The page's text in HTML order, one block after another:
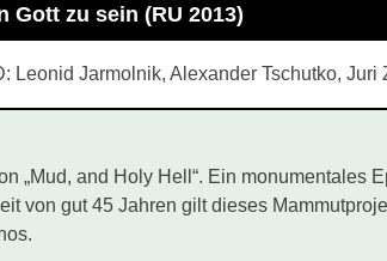
Gott zu sein (RU 2013)
Leonid Jarmolnik, Alexander Tschutko, Juri
„Mud, and Holy Hell“. Ein monumentales
von gut 45 Jahren gilt dieses